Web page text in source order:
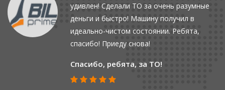
удивлен! Сделали ТО за очень разумные
деньги и быстро! Машину получил в
идеально-чистом состоянии. Ребята,
спасибо! Приеду снова!
Спасибо, ребята, за ТО!